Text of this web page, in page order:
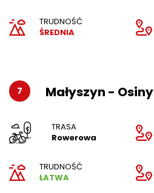
TRUDNOŚĆ
ŚREDNIA
7 Małyszyn - Osiny
TRASA
Rowerowa
TRUDNOŚĆ
ŁATWA